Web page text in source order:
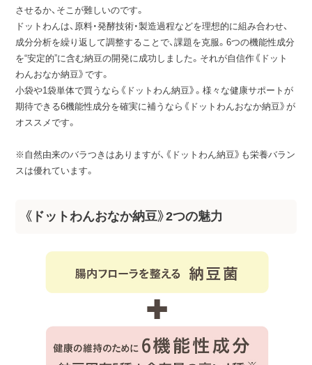
させるか、そこが難しいのです。
ドットわんは、原料・発酵技術・製造過程などを理想的に組み合わせ、
成分分析を繰り返して調整することで、課題を克服。6つの機能性成分
を“安定的”に含む納豆の開発に成功しました。それが自信作《ドット
わんおなか納豆》です。
小袋や1袋単体で買うなら《ドットわん納豆》。様々な健康サポートが
期待できる6機能性成分を確実に補うなら《ドットわんおなか納豆》が
オススメです。
※自然由来のバラつきはありますが、《ドットわん納豆》も栄養バラン
スは優れています。
《ドットわんおなか納豆》2つの魅力